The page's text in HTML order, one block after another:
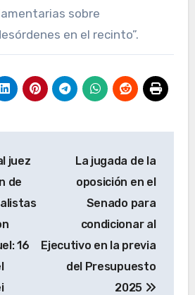
sobre
en el recinto”.
juez
de
16
La jugada de la
oposición en el
Senado para
condicionar al
Ejecutivo en la previa
del Presupuesto
2025